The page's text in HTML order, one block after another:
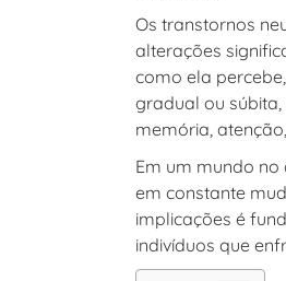
Os transtornos
alterações
como ela
gradual ou
memória,
Em um mundo
em constante
implicações é
indivíduos que